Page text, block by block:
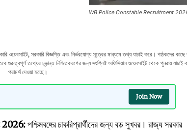
WB Police Constable Recruitment
সরকারি বিজ্ঞপ্তি এবং নির্ভরযোগ্য সূত্রের মাধ্যমে তথ্য যাচাই করে। পাঠকদের কাছে
তথ্যের চূড়ান্ত নিশ্চিতকরণের জন্য সংশ্লিষ্ট অফিসিয়াল ওয়েবসাইট থেকে পুনরায় যাচাই
পরামর্শ দেওয়া হচ্ছে।
Join Now
2026:পশ্চিমবঙ্গের চাকরিপ্রার্থীদের জন্য বড় সুখবর। রাজ্য সরকার